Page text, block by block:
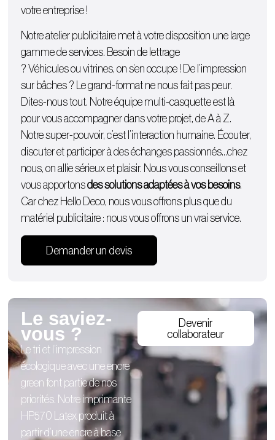
votre entreprise !
Notre atelier publicitaire met à votre disposition une large
gamme de services. Besoin de lettrage
?Véhiculesouvitrines, on s’en occupe ! De l’impression
sur bâches ? Le grand-format ne nous fait pas peur.
Dites-nous tout. Notre équipe multi-casquette est là
pour vous accompagner dans votre projet, de A à Z.
Notre super-pouvoir, c’est l’interaction humaine. Écouter,
discuter et participer à des échanges passionnés…chez
nous, on allie sérieux et plaisir. Nous vous conseillons et
vous apportonsdes solutions adaptées à vos besoins.
Car chez Hello Deco, nous vous offrons plus que du
matériel publicitaire : nous vous offrons un vrai service.
Demander un devis
Le saviez-
vous ?
Le tri et l’impression
écologique avec une encre
green font partie de nos
priorités. Notre imprimante
HP570 Latex produit à
partir d’une encre à base
Devenir
collaborateur